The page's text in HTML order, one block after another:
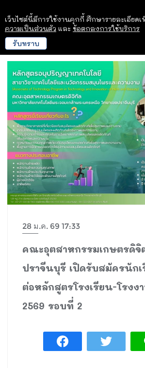
28 ม.ค. 69 17:33
คณะอุตสาหกรรมเกษตรดิจิ
ปราจีนบุรี เปิดรับสมัครนัก
ต่อหลักสูตรโรงเรียน-โรงง
2569 รอบที่ 2
เว็บไซต์นี้มีการใช้งานคุกกี้ ศึกษารายละเอียดเ
ความเป็นส่วนตัว และ ข้อตกลงการใช้บริการ
รับทราบ